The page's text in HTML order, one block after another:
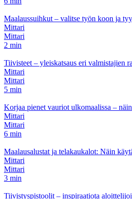
Maalaussuihkut – valitse työn koon ja
Mittari
Mittari
2 min
Tiivisteet – yleiskatsaus eri valmistajien
Mittari
Mittari
5 min
Korjaa pienet vauriot ulkomaalissa –
Mittari
Mittari
6 min
Maalausalustat ja telakaukalot: Näin
Mittari
Mittari
3 min
Tiivistyspistoolit – inspiraatiota